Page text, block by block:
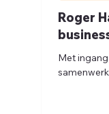
Roger
Met